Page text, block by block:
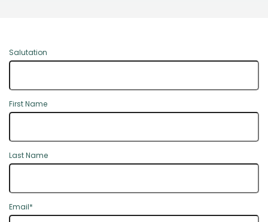
Salutation
First Name
Last Name
Email*